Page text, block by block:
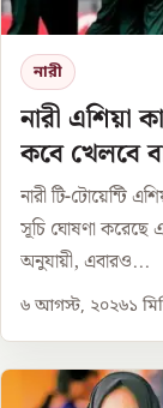
নারী
নারী এশিয়া
কবে খেলবে
নারী টি-টোয়েন্টি
সূচি ঘোষণা করেছে
অনুযায়ী, এবারও...
৬ আগস্ট, ২০২৬১